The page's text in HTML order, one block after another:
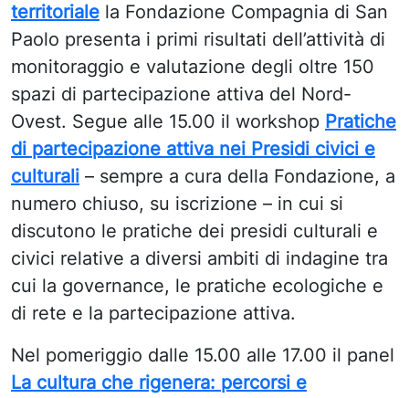
territoriale la Fondazione Compagnia di San
Paolo presenta i primi risultati dell’attività di
monitoraggio e valutazione degli oltre 150
spazi di partecipazione attiva del Nord-
Ovest. Segue alle 15.00 il workshop Pratiche
di partecipazione attiva nei Presidi civici e
culturali – sempre a cura della Fondazione, a
numero chiuso, su iscrizione – in cui si
discutono le pratiche dei presidi culturali e
civici relative a diversi ambiti di indagine tra
cui la governance, le pratiche ecologiche e
di rete e la partecipazione attiva.
Nel pomeriggio dalle 15.00 alle 17.00 il panel
La cultura che rigenera: percorsi e